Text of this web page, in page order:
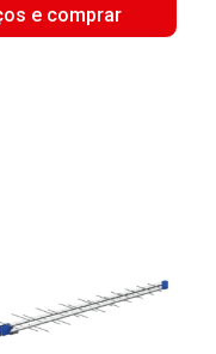
e comprar